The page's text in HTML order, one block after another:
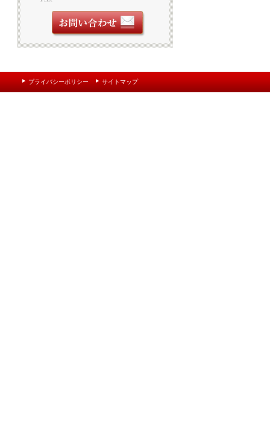
プライバシーポリシー サイトマップ